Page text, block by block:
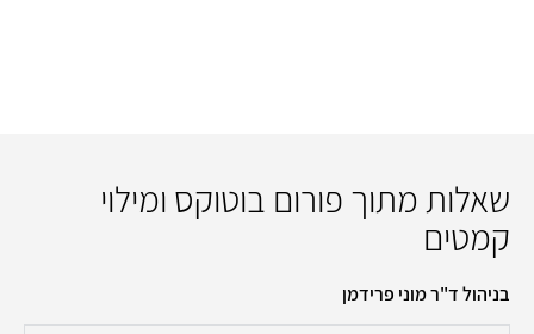
שאלות מתוך פורום בוטוקס ומילוי
קמטים
בניהול ד"ר מוני פרידמן